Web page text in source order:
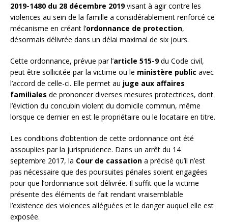
2019-1480 du 28 décembre 2019visant à agir contre les
violences au sein de la famille a considérablement renforcé ce
mécanisme en créant l’ordonnance de protection,
désormais délivrée dans un délai maximal de six jours.
Cette ordonnance, prévue par l’article 515-9du Code civil,
peut être sollicitée par la victime ou le ministère public avec
l’accord de celle-ci. Elle permet au juge aux affaires
familiales de prononcer diverses mesures protectrices, dont
l’éviction du concubin violent du domicile commun, même
lorsque ce dernier en est le propriétaire ou le locataire en titre.
Les conditions d’obtention de cette ordonnance ont été
assouplies par la jurisprudence. Dans un arrêt du 14
septembre 2017, la Cour de cassation a précisé qu’il n’est
pas nécessaire que des poursuites pénales soient engagées
pour que l’ordonnance soit délivrée. Il suffit que la victime
présente des éléments de fait rendant vraisemblable
l’existence des violences alléguées et le danger auquel elle est
exposée.